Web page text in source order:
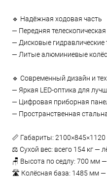
🔹 Надёжная ходовая часть
— Передняя
— Дисковые
— Литые алюминиевые
🔹 Современный дизайн и
— Яркая LED-оптика для
— Цифровая приборная
— Пространственная
📏 Габариты:
⚖️ Сухой вес: всего 154 кг —
🪑 Высота по седлу: 700 мм
🛣️ Колёсная база: 1485 мм —